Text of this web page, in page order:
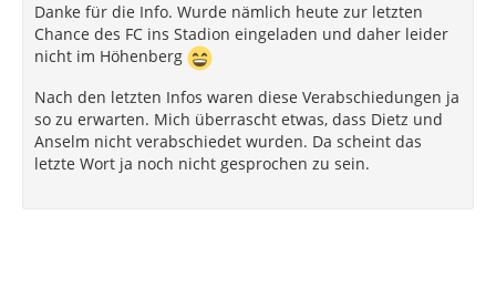
Danke für die Info. Wurde nämlich heute zur letzten
Chance des FC ins Stadion eingeladen und daher leider
nicht im Höhenberg
Nach den letzten Infos waren diese Verabschiedungen ja
so zu erwarten. Mich überrascht etwas, dass Dietz und
Anselm nicht verabschiedet wurden. Da scheint das
letzte Wort ja noch nicht gesprochen zu sein.